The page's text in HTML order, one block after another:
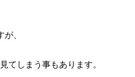
、
てしまう事もあります。